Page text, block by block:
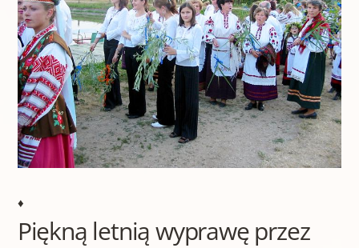
♦
Piękną letnią wyprawę przez